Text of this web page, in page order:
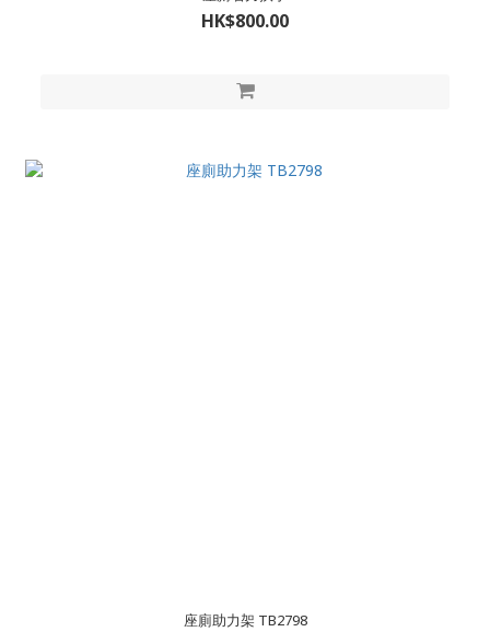
HK$800.00
座廁助力架 TB2798